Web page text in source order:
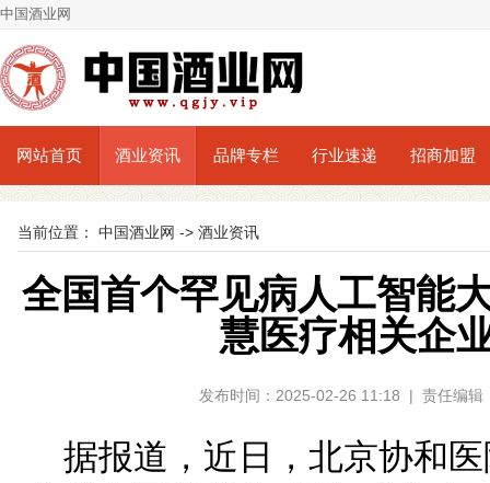
中国酒业网
网站首页 酒业资讯 品牌专栏 行业速递 招商加盟
当前位置： 中国酒业网 -> 酒业资讯
全国首个罕见病人工智能
慧医疗相关企
发布时间：2025-02-26 11:18 | 责任编
据报道，近日，北京协和